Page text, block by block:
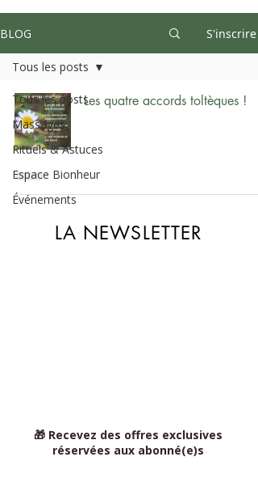
BLOG S'inscrire
Tous les posts
Massages
Rituels & Astuces
Espace Bionheur
Événements
Tous les posts
Les quatre accords toltèques !
LA NEWSLETTER
🎁 Recevez des offres exclusives
réservées aux abonné(e)s